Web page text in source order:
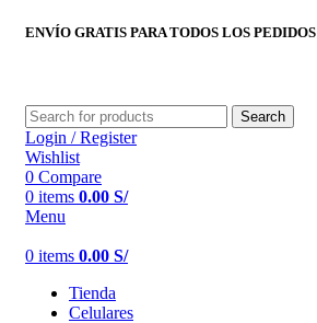
ENVÍO GRATIS PARA TODOS LOS PEDIDOS
Search
Login / Register
Wishlist
0 Compare
0 items 0.00 S/
Menu
0 items 0.00 S/
Tienda
Celulares